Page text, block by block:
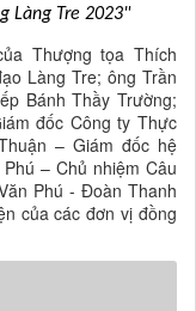
Làng Tre 2023"
Thượng tọa Thích
Làng Tre; ông Trần
Bánh Thầy Trường;
đốc Công ty Thực
– Giám đốc hệ
– Chủ nhiệm Câu
Phú - Đoàn Thanh
của các đơn vị đồng